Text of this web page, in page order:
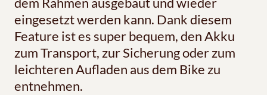
eingesetzt werden kann. Dank diesem
Feature ist es super bequem, den Akku
zum Transport, zur Sicherung oder zum
leichteren Aufladen aus dem Bike zu
entnehmen.